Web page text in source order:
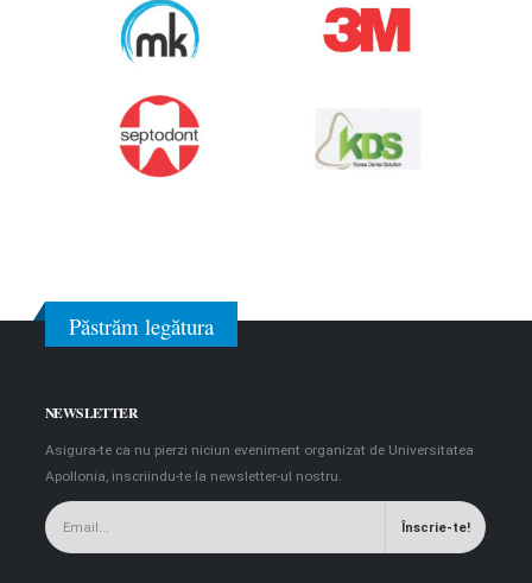
Păstrăm legătura
NEWSLETTER
Asigura-te ca nu pierzi niciun eveniment organizat de Universitatea
Apollonia, inscriindu-te la newsletter-ul nostru.